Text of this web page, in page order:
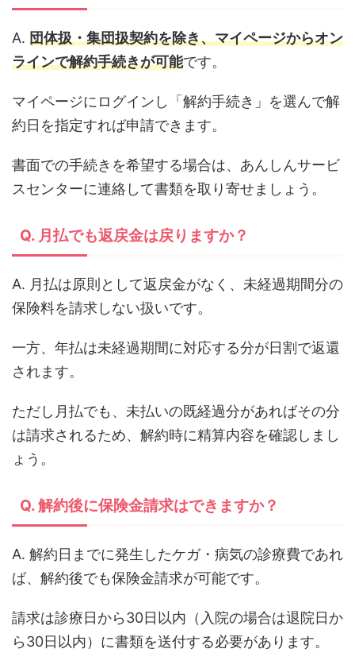
A. 団体扱・集団扱契約を除き、マイページからオン
ラインで解約手続きが可能です。
マイページにログインし「解約手続き」を選んで解
約日を指定すれば申請できます。
書面での手続きを希望する場合は、あんしんサービ
スセンターに連絡して書類を取り寄せましょう。
Q. 月払でも返戻金は戻りますか？
A. 月払は原則として返戻金がなく、未経過期間分の
保険料を請求しない扱いです。
一方、年払は未経過期間に対応する分が日割で返還
されます。
ただし月払でも、未払いの既経過分があればその分
は請求されるため、解約時に精算内容を確認しまし
ょう。
Q. 解約後に保険金請求はできますか？
A. 解約日までに発生したケガ・病気の診療費であれ
ば、解約後でも保険金請求が可能です。
請求は診療日から30日以内（入院の場合は退院日か
ら30日以内）に書類を送付する必要があります。